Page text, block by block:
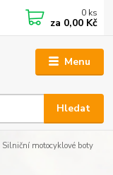
Menu
Hledat
0 ks
za 0,00 Kč
Silniční motocyklové boty